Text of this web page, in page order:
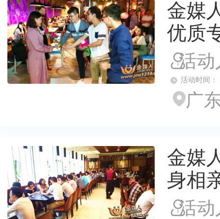
金媒
优质
活
活动时间：
广
金媒
身相
活